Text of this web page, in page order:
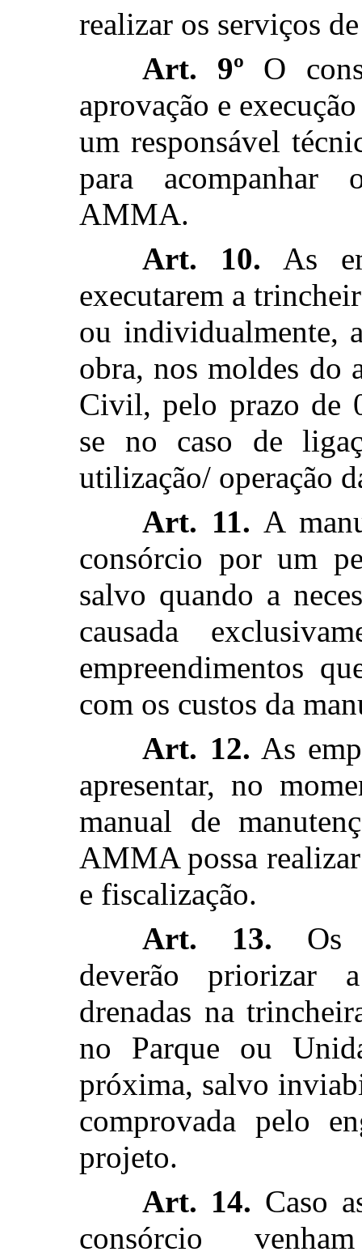
realizar os serviços
Art. 9º O
aprovação e
um responsável
para
AMMA.
Art. 10. As
executarem a
ou individualmente,
obra, nos moldes do
Civil, pelo prazo de
se no caso de
utilização/ operação
Art. 11. A
consórcio por um
salvo quando a
causada
empreendimentos
com os custos da
Art. 12. As
apresentar, no
manual de
AMMA possa
e fiscalização.
Art. 13. Os
deverão priorizar
drenadas na
no Parque ou
próxima, salvo
comprovada pelo
projeto.
Art. 14. Caso
consórcio